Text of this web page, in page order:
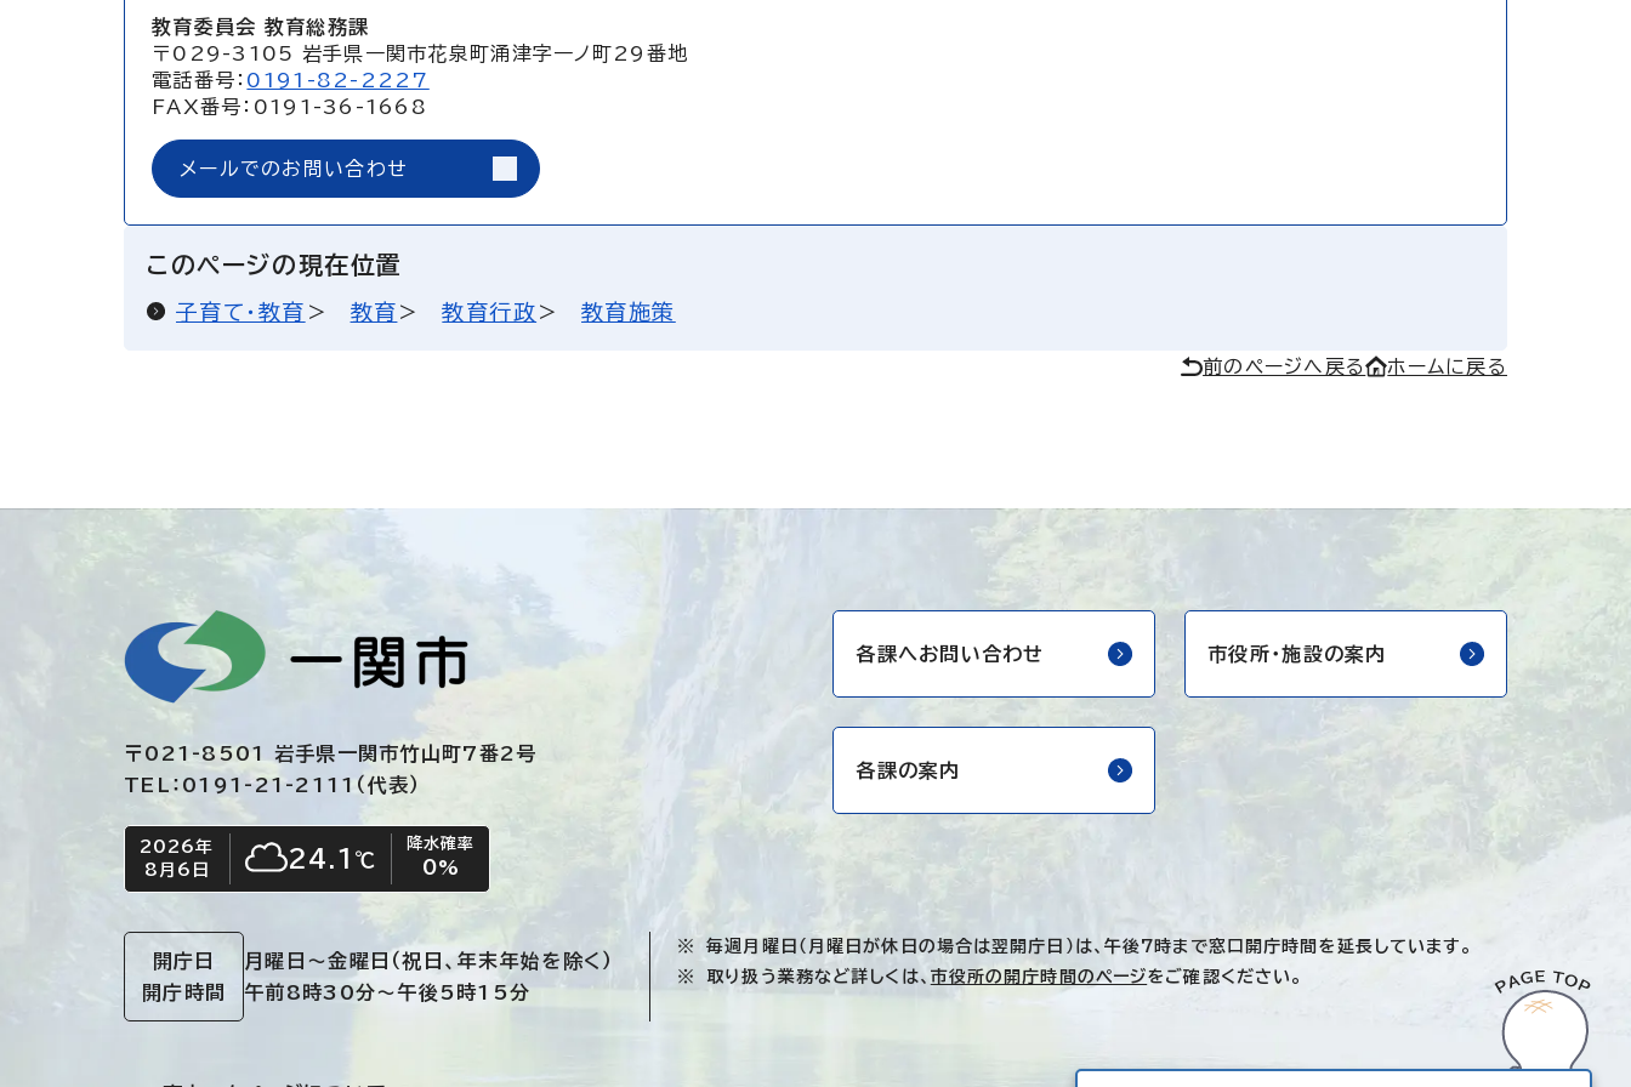
教育委員会 教育総務課
〒029-3105 岩手県一関市花泉町涌津字一ノ町29番地
電話番号： 0191-82-2227
FAX番号：0191-36-1668
メールでのお問い合わせ
このページの現在位置
子育て・教育 教育 教育行政 教育施策
前のページへ戻る ホームに戻る
〒021-8501 岩手県一関市竹山町7番2号
TEL：0191-21-2111（代表）
今日の日付
2026年
8月6日
今日の天気
くもり
24.1℃
降水確率
0%
各課へお問い合わせ 市役所・施設の案内
各課の案内
開庁日
開庁時間
月曜日～金曜日 （祝日、年末年始を除く）
午前8時30分～午後5時15分
毎週月曜日（月曜日が休日の場合は翌開庁日）は、午後7時まで窓口開庁時間を延長しています。
取り扱う業務など詳しくは、 市役所の開庁時間のページをご確認ください。